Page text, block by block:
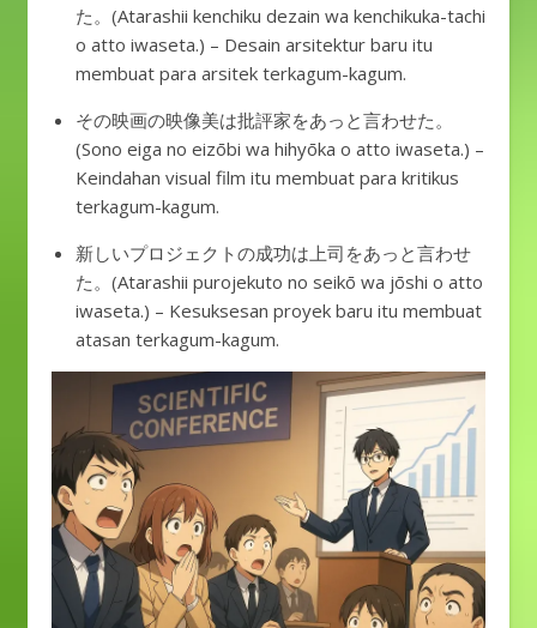
た。(Atarashii kenchiku dezain wa kenchikuka-tachi
o atto iwaseta.) – Desain arsitektur baru itu
membuat para arsitek terkagum-kagum.
その映画の映像美は批評家をあっと言わせた。
(Sono eiga no eizōbi wa hihyōka o atto iwaseta.) –
Keindahan visual film itu membuat para kritikus
terkagum-kagum.
新しいプロジェクトの成功は上司をあっと言わせ
た。(Atarashii purojekuto no seikō wa jōshi o atto
iwaseta.) – Kesuksesan proyek baru itu membuat
atasan terkagum-kagum.